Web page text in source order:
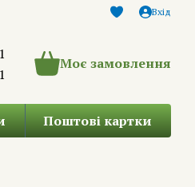
Вхід
Моє замовлення
Поштові картки